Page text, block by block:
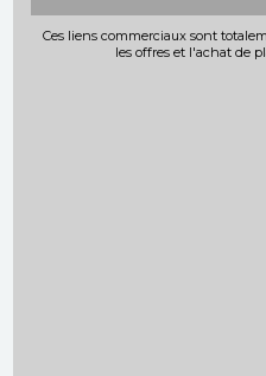
Ces liens commerciaux sont
les offres et l'achat de